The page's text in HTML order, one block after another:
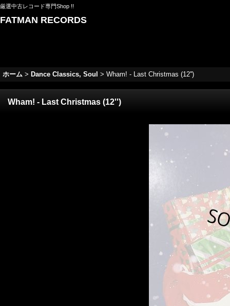
厳選中古レコード専門Shop !!
FATMAN RECORDS
ホーム > Dance Classics, Soul > Wham! - Last Christmas (12'')
Wham! - Last Christmas (12'')